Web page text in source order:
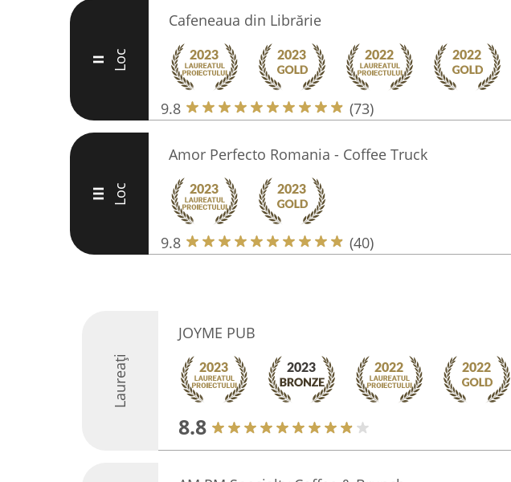
II Loc
Cafeneaua din Librărie
9.8 (73)
III Loc
Amor Perfecto Romania - Coffee Truck
9.8 (40)
Laureați
JOYME PUB
8.8